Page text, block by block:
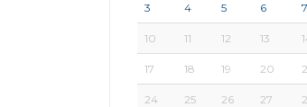
3 4 5 6 7
10 11 12 13
17 18 19 20
24 25 26 27